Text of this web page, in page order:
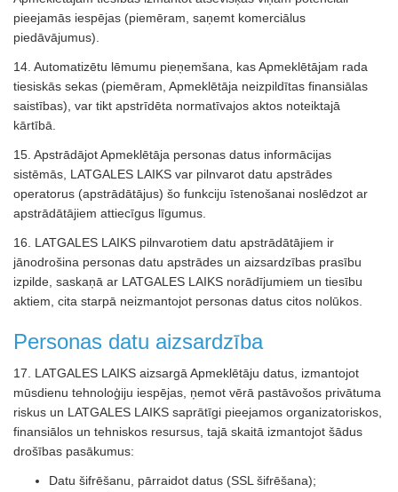
pieejamās iespējas (piemēram, saņemt komerciālus
piedāvājumus).
14. Automatizētu lēmumu pieņemšana, kas Apmeklētājam rada
tiesiskās sekas (piemēram, Apmeklētāja neizpildītas finansiālas
saistības), var tikt apstrīdēta normatīvajos aktos noteiktajā
kārtībā.
15. Apstrādājot Apmeklētāja personas datus informācijas
sistēmās, LATGALES LAIKS var pilnvarot datu apstrādes
operatorus (apstrādātājus) šo funkciju īstenošanai noslēdzot ar
apstrādātājiem attiecīgus līgumus.
16. LATGALES LAIKS pilnvarotiem datu apstrādātājiem ir
jānodrošina personas datu apstrādes un aizsardzības prasību
izpilde, saskaņā ar LATGALES LAIKS norādījumiem un tiesību
aktiem, cita starpā neizmantojot personas datus citos nolūkos.
Personas datu aizsardzība
17. LATGALES LAIKS aizsargā Apmeklētāju datus, izmantojot
mūsdienu tehnoloģiju iespējas, ņemot vērā pastāvošos privātuma
riskus un LATGALES LAIKS saprātīgi pieejamos organizatoriskos,
finansiālos un tehniskos resursus, tajā skaitā izmantojot šādus
drošības pasākumus:
Datu šifrēšanu, pārraidot datus (SSL šifrēšana);